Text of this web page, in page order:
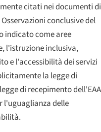
citati nei documenti di
conclusive del
indicato come aree
l'istruzione inclusiva,
e l'accessibilità dei servizi
la legge di
di recepimento dell'EAA
l'uguaglianza delle